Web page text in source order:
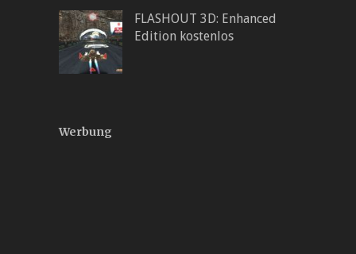
FLASHOUT 3D: Enhanced
Edition kostenlos
Werbung